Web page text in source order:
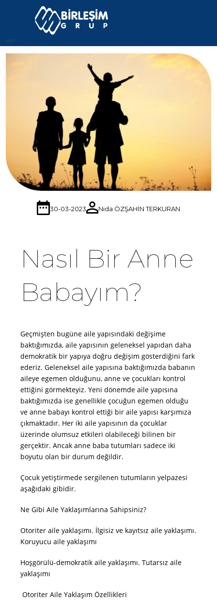
30-03-2023 Nida ÖZŞAHİN TERKURAN
Nasıl Bir Anne
Babayım?
Geçmişten bugüne aile yapısındaki değişime
baktığımızda, aile yapısının geleneksel yapıdan daha
demokratik bir yapıya doğru değişim gösterdiğini fark
ederiz. Geleneksel aile yapısına baktığımızda babanın
aileye egemen olduğunu, anne ve çocukları kontrol
ettiğini görmekteyiz. Yeni dönemde aile yapısına
baktığımızda ise genellikle çocuğun egemen olduğu
ve anne babayı kontrol ettiği bir aile yapısı karşımıza
çıkmaktadır. Her iki aile yapısının da çocuklar
üzerinde olumsuz etkileri olabileceği bilinen bir
gerçektir. Ancak anne baba tutumları sadece iki
boyutu olan bir durum değildir.
Çocuk yetiştirmede sergilenen tutumların yelpazesi
aşağıdaki gibidir.
Ne Gibi Aile Yaklaşımlarına Sahipsiniz?
Otoriter aile yaklaşımı. İlgisiz ve kayıtsız aile yaklaşımı.
Koruyucu aile yaklaşımı
Hoşgörülü-demokratik aile yaklaşımı. Tutarsız aile
yaklaşımı
Otoriter Aile Yaklaşım Özellikleri